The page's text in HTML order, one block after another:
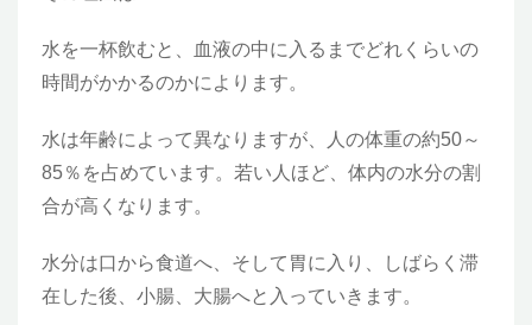
水を一杯飲むと、血液の中に入るまでどれくらいの
時間がかかるのかによります。
水は年齢によって異なりますが、人の体重の約50～
85％を占めています。若い人ほど、体内の水分の割
合が高くなります。
水分は口から食道へ、そして胃に入り、しばらく滞
在した後、小腸、大腸へと入っていきます。